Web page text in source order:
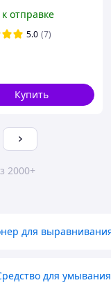
200 мл
к отправке
5.0 (7)
Купить
2000+
для
для умывания